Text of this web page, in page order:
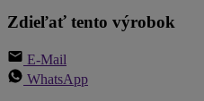
Zdieľať tento výrobok
E-Mail
WhatsApp